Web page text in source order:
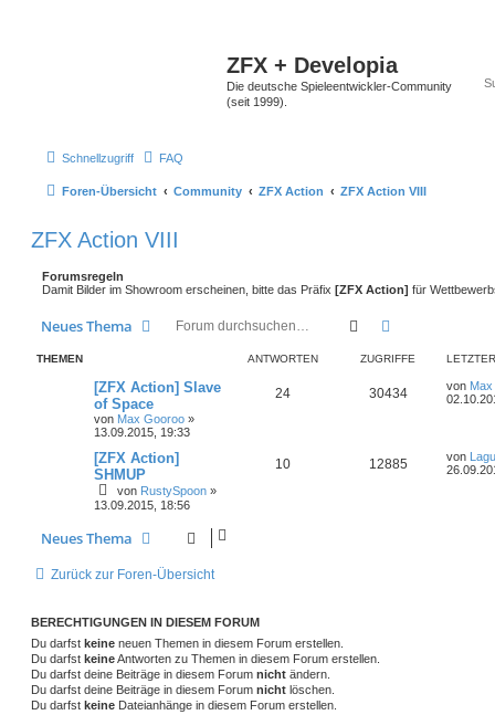
ZFX + Developia
Die deutsche Spieleentwickler-Community
(seit 1999).
Schnellzugriff FAQ
Foren-Übersicht Community ZFX Action ZFX Action VIII
ZFX Action VIII
Forumsregeln
Damit Bilder im Showroom erscheinen, bitte das Präfix [ZFX Action] für
Neues Thema Suche
THEMEN ANTWORTEN ZUGRIFFE
[ZFX Action] Slave
of Space
von Max Gooroo »
13.09.2015, 19:33
24 30434 von
[ZFX Action]
SHMUP
von RustySpoon »
13.09.2015, 18:56
10 12885 von
Neues Thema
Zurück zur Foren-Übersicht
BERECHTIGUNGEN IN DIESEM FORUM
Du darfst keine neuen Themen in diesem Forum erstellen.
Du darfst keineAntworten zu Themen in diesem Forum erstellen.
Du darfst deine Beiträge in diesem Forum nicht ändern.
Du darfst deine Beiträge in diesem Forum nicht löschen.
Du darfst keine Dateianhänge in diesem Forum erstellen.